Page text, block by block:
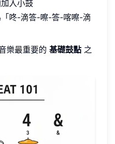
入小鼓
咚-滴答-嚓-答-喀嚓-滴
樂最重要的 基礎鼓點 之